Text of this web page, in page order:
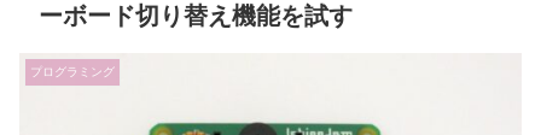
ーボード切り替え機能を試す
プログラミング